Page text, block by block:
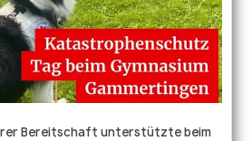
Bereitschaft unterstützte beim